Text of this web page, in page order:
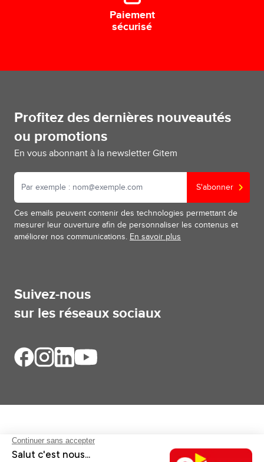
Paiement
sécurisé
Profitez des dernières nouveautés
ou promotions
En vous abonnant à la newsletter Gitem
S'abonner
Ces emails peuvent contenir des technologies permettant de
mesurer leur ouverture afin de personnaliser les contenus et
améliorer nos communications. En savoir plus
Suivez-nous
sur les réseaux sociaux
Aides et informations